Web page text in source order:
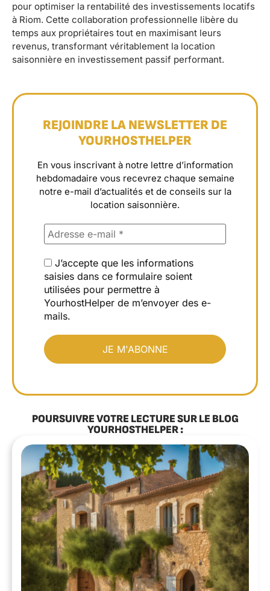
pour optimiser la rentabilité des investissements locatifs
à Riom. Cette collaboration professionnelle libère du
temps aux propriétaires tout en maximisant leurs
revenus, transformant véritablement la location
saisonnière en investissement passif performant.
REJOINDRE LA NEWSLETTER DE
YOURHOSTHELPER
En vous inscrivant à notre lettre d’information
hebdomadaire vous recevrez chaque semaine
notre e-mail d’actualités et de conseils sur la
location saisonnière.
J’accepte que les informations
saisies dans ce formulaire soient
utilisées pour permettre à
YourhostHelper de m’envoyer des e-
mails.
POURSUIVRE VOTRE LECTURE SUR LE BLOG
YOURHOSTHELPER :